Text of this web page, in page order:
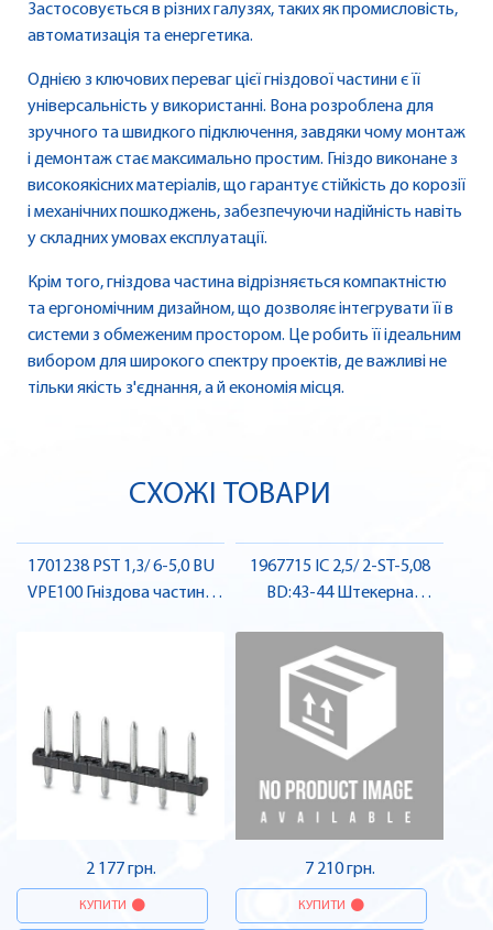
Застосовується в різних галузях, таких як промисловість,
автоматизація та енергетика.
Однією з ключових переваг цієї гніздової частини є її
універсальність у використанні. Вона розроблена для
зручного та швидкого підключення, завдяки чому монтаж
і демонтаж стає максимально простим. Гніздо виконане з
високоякісних матеріалів, що гарантує стійкість до корозії
і механічних пошкоджень, забезпечуючи надійність навіть
у складних умовах експлуатації.
Крім того, гніздова частина відрізняється компактністю
та ергономічним дизайном, що дозволяє інтегрувати її в
системи з обмеженим простором. Це робить її ідеальним
вибором для широкого спектру проектів, де важливі не
тільки якість з'єднання, а й економія місця.
СХОЖІ ТОВАРИ
1701238 PST 1,3/ 6-5,0 BU
VPE100 Гніздова частина
2 177 грн.
КУПИТИ
1967715 IC 2,5/ 2-ST-5,08
BD:43-44 Штекерна
Contact
7 210 грн.
КУПИТИ